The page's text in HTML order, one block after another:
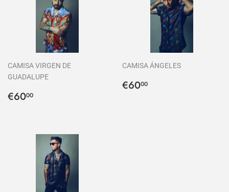
CAMISA VIRGEN DE
GUADALUPE
Precio
€6000
CAMISA ÁNGELES
Precio
€6000